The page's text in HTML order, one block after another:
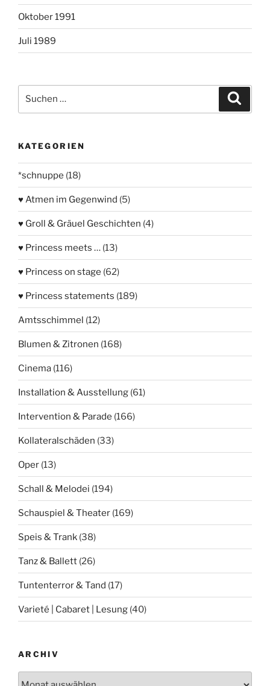
Oktober 1991
Juli 1989
nach:
KATEGORIEN
*schnuppe (18)
♥ Atmen im Gegenwind (5)
♥ Groll & Gräuel Geschichten (4)
♥ Princess meets … (13)
♥ Princess on stage (62)
♥ Princess statements (189)
Amtsschimmel (12)
Blumen & Zitronen (168)
Cinema (116)
Installation & Ausstellung (61)
Intervention & Parade (166)
Kollateralschäden (33)
Oper (13)
Schall & Melodei (194)
Schauspiel & Theater (169)
Speis & Trank (38)
Tanz & Ballett (26)
Tuntenterror & Tand (17)
Varieté | Cabaret | Lesung (40)
ARCHIV